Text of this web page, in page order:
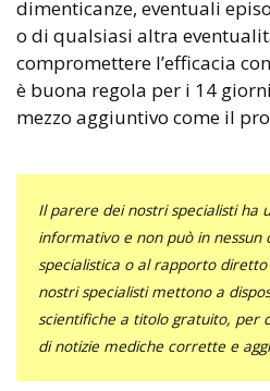
dimenticanze, eventuali
o di qualsiasi altra
compromettere l’efficacia
è buona regola per i 14
mezzo aggiuntivo come il
Il parere dei nostri specialisti ha
informativo e non può in nessun
specialistica o al rapporto
nostri specialisti mettono a
scientifiche a titolo gratuito, per
di notizie mediche corrette e